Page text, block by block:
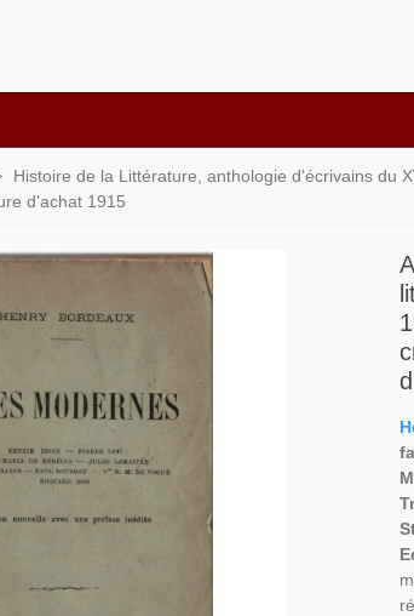
Histoire de la Littérature, anthologie d'écrivains du
d'achat 1915